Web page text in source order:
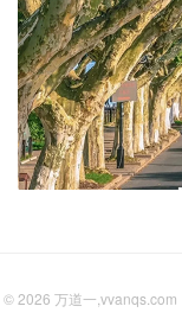
© 2026 万道一,vvanqs.com